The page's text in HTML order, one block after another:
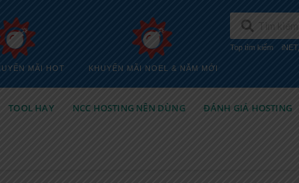
MÃI HOT KHUYẾN MÃI NOEL & NĂM MỚI
Top tìm kiếm iNET,
TOOL HAY NCC HOSTING NÊN DÙNG ĐÁNH GIÁ HOSTING